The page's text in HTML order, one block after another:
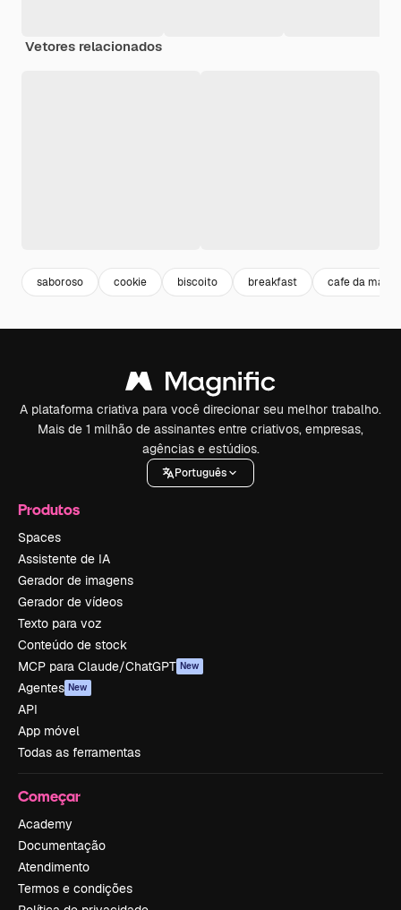
Vetores relacionados
saboroso cookie biscoito breakfast cafe da
A plataforma criativa para você direcionar seu melhor trabalho.
Mais de 1 milhão de assinantes entre criativos, empresas,
agências e estúdios.
Português
Produtos
Spaces
Assistente de IA
Gerador de imagens
Gerador de vídeos
Texto para voz
Conteúdo de stock
MCP para Claude/ChatGPT New
Agentes New
API
App móvel
Todas as ferramentas
Começar
Academy
Documentação
Atendimento
Termos e condições